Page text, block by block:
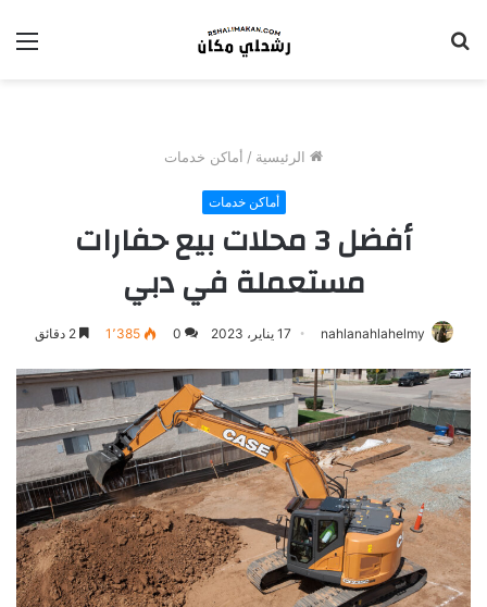
الرئيسية / أماكن خدمات
أماكن خدمات
أفضل 3 محلات بيع حفارات
مستعملة في دبي
nahlanahlahelmy 17 يناير، 2023 0 1٬385 2 دقائق